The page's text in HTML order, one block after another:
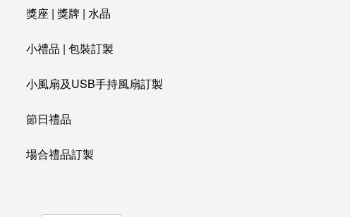
獎座 | 獎牌 | 水晶
小禮品 | 包裝訂製
小風扇及USB手持風扇訂製
節日禮品
場合禮品訂製